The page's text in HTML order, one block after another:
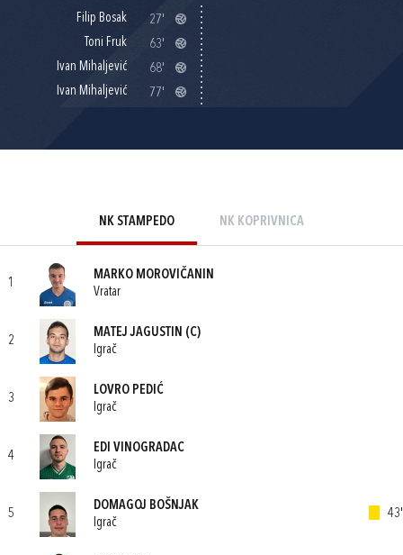
Filip Bosak
27'
Toni Fruk
63'
Ivan Mihaljević
68'
Ivan Mihaljević
77'
NK STAMPEDO NK KOPRIVNICA
1
MARKO MOROVIČANIN
Vratar
2
MATEJ JAGUSTIN (C)
Igrač
3
LOVRO PEDIĆ
Igrač
4
EDI VINOGRADAC
Igrač
5
DOMAGOJ BOŠNJAK
Igrač
43'